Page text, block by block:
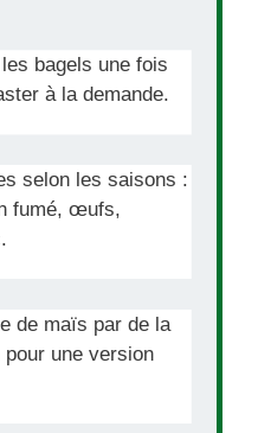
bagels une fois
à la demande.
selon les saisons :
fumé, œufs,
de maïs par de la
une version